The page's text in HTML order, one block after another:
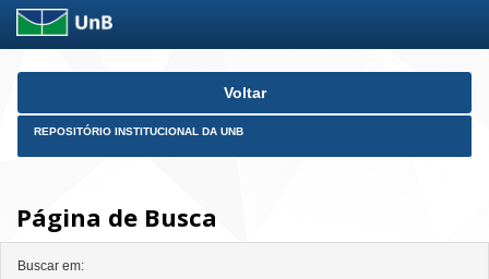
Skip
Voltar
REPOSITÓRIO INSTITUCIONAL DA UNB
Página de Busca
Buscar em: